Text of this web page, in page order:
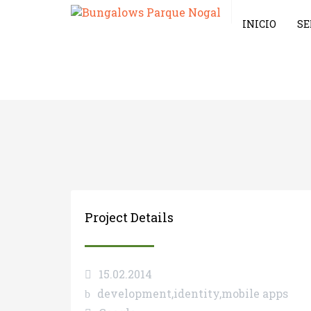
INICIO
Project Details
15.02.2014
development,identity,mobile apps